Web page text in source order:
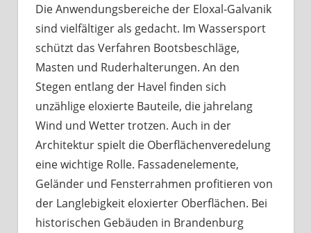
Die Anwendungsbereiche der Eloxal-Galvanik
sind vielfältiger als gedacht. Im Wassersport
schützt das Verfahren Bootsbeschläge,
Masten und Ruderhalterungen. An den
Stegen entlang der Havel finden sich
unzählige eloxierte Bauteile, die jahrelang
Wind und Wetter trotzen. Auch in der
Architektur spielt die Oberflächenveredelung
eine wichtige Rolle. Fassadenelemente,
Geländer und Fensterrahmen profitieren von
der Langlebigkeit eloxierter Oberflächen. Bei
historischen Gebäuden in Brandenburg